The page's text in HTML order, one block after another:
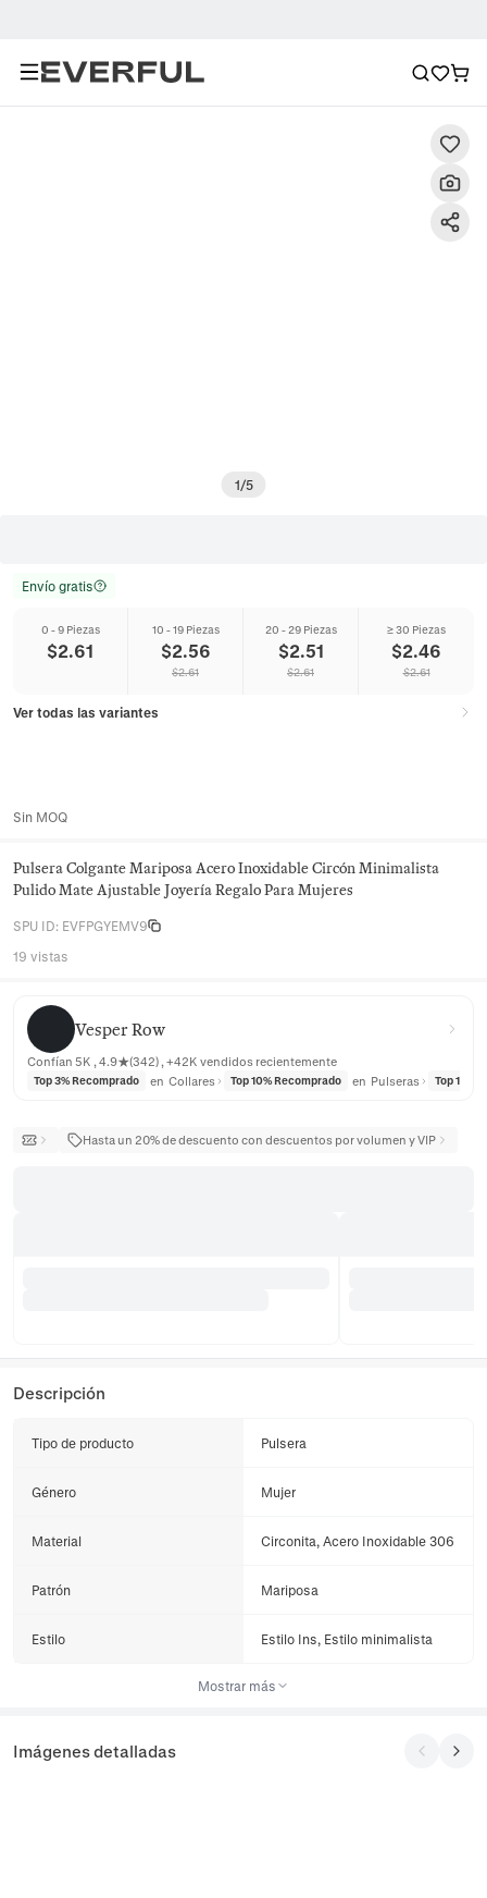
1/5
Envío gratis
0 - 9 Piezas
$2.61
10 - 19 Piezas
$2.56
$2.61
20 - 29 Piezas
$2.51
$2.61
≥ 30 Piezas
$2.46
$2.61
Ver todas las variantes
Sin MOQ
Pulsera Colgante Mariposa Acero Inoxidable Circón Minimalista
Pulido Mate Ajustable Joyería Regalo Para Mujeres
SPU ID: EVFPGYEMV9
19 vistas
Vesper Row
Vesper Row
Confían 5K , 4.9★(342) , +42K vendidos recientemente
Top 3% Recomprado en Collares Top 10% Recomprado en Pulseras Top 10%
Hasta un 20% de descuento con descuentos por volumen y VIP
Descripción
Tipo de producto Pulsera
Género Mujer
Material Circonita, Acero Inoxidable 306
Patrón Mariposa
Estilo Estilo Ins, Estilo minimalista
Mostrar más
Imágenes detalladas